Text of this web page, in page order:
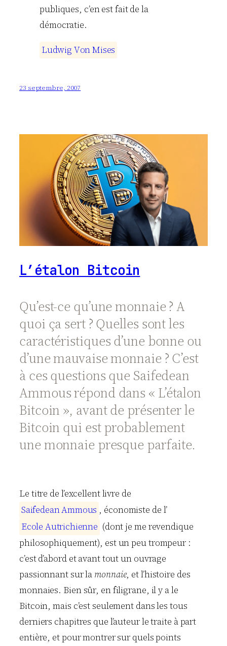
publiques, c’en est fait de la
démocratie.
Ludwig VonMises
23 septembre, 2007
L’étalon Bitcoin
Qu’est-ce qu’une monnaie ? A
quoi ça sert ? Quelles sont les
caractéristiques d’une bonne ou
d’une mauvaise monnaie ? C’est
à ces questions que Saifedean
Ammous répond dans « L’étalon
Bitcoin », avant de présenter le
Bitcoin qui est probablement
une monnaie presque parfaite.
Le titre de l’excellent livre de
SaifedeanAmmous , économiste de l’
Ecole Autrichienne (dont je me revendique
philosophiquement), est un peu trompeur :
c’est d’abord et avant tout un ouvrage
passionnant sur la monnaie, et l’histoire des
monnaies. Bien sûr, en filigrane, il y a le
Bitcoin, mais c’est seulement dans les tous
derniers chapitres que l’auteur le traite à part
entière, et pour montrer sur quels points